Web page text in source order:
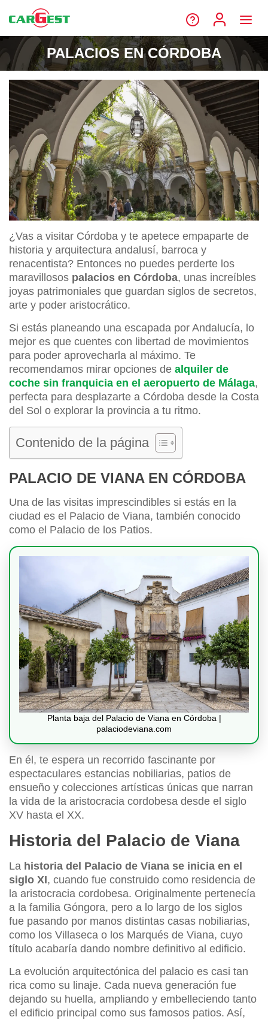
PALACIOS EN CÓRDOBA
¿Vas a visitar Córdoba y te apetece empaparte de
historia y arquitectura andalusí, barroca y
renacentista? Entonces no puedes perderte los
maravillosos palacios en Córdoba, unas increíbles
joyas patrimoniales que guardan siglos de secretos,
arte y poder aristocrático.
Si estás planeando una escapada por Andalucía, lo
mejor es que cuentes con libertad de movimientos
para poder aprovecharla al máximo. Te
recomendamos mirar opciones de alquiler de
coche sin franquicia en el aeropuerto de Málaga,
perfecta para desplazarte a Córdoba desde la Costa
del Sol o explorar la provincia a tu ritmo.
Contenido de la página
PALACIO DE VIANA EN CÓRDOBA
Una de las visitas imprescindibles si estás en la
ciudad es el Palacio de Viana, también conocido
como el Palacio de los Patios.
Planta baja del Palacio de Viana en Córdoba |
palaciodeviana.com
En él, te espera un recorrido fascinante por
espectaculares estancias nobiliarias, patios de
ensueño y colecciones artísticas únicas que narran
la vida de la aristocracia cordobesa desde el siglo
XV hasta el XX.
Historia del Palacio de Viana
La historia del Palacio de Viana se inicia en el
siglo XI, cuando fue construido como residencia de
la aristocracia cordobesa. Originalmente pertenecía
a la familia Góngora, pero a lo largo de los siglos
fue pasando por manos distintas casas nobiliarias,
como los Villaseca o los Marqués de Viana, cuyo
título acabaría dando nombre definitivo al edificio.
La evolución arquitectónica del palacio es casi tan
rica como su linaje. Cada nueva generación fue
dejando su huella, ampliando y embelleciendo tanto
el edificio principal como sus famosos patios. Así,